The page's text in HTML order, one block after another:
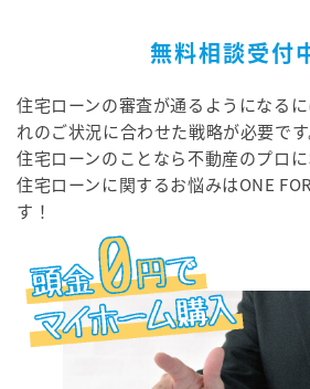
無料相談受付
住宅ローンの審査が通るようになるに
れのご状況に合わせた戦略が必要です
住宅ローンのことなら不動産のプロ
住宅ローンに関するお悩みはONE
す！